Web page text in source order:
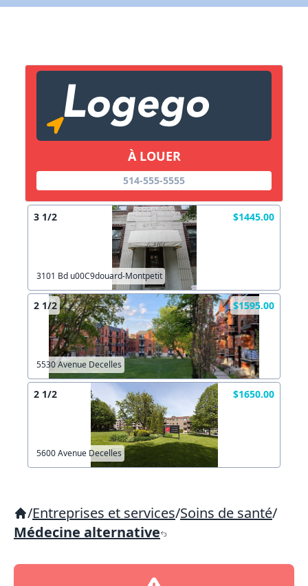
À LOUER
514-555-5555
3 1/2 $1445.00
3101 Bd u00C9douard-Montpetit
2 1/2 $1595.00
5530 Avenue Decelles
2 1/2 $1650.00
5600 Avenue Decelles
/Entreprises et services/Soins de santé/
Médecine alternative
Lien vers inscription (sera inclus dans courriel)
Copier lien
X Fermer
X Fermer